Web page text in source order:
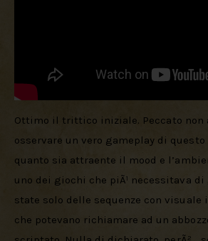
Ottimo il trittico iniziale. Peccato non
osservare un vero gameplay di
quanto sia attraente il mood e
uno dei giochi che piÃ¹ necessitava di
state solo delle sequenze con visuale
che potevano richiamare ad un